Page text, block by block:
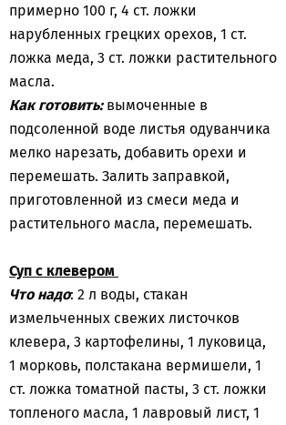
примерно 100 г, 4 ст. ложки
нарубленных грецких орехов, 1 ст.
ложка меда, 3 ст. ложки растительного
масла.
Как готовить:вымоченные в
подсоленной воде листья одуванчика
мелко нарезать, добавить орехи и
перемешать. Залить заправкой,
приготовленной из смеси меда и
растительного масла, перемешать.
Суп с клевером
Что надо: 2 л воды, стакан
измельченных свежих листочков
клевера, 3 картофелины, 1 луковица,
1 морковь, полстакана вермишели, 1
ст. ложка томатной пасты, 3 ст. ложки
топленого масла, 1 лавровый лист, 1